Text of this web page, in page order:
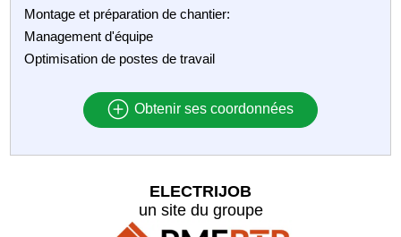
Montage et préparation de chantier:
Management d'équipe
Optimisation de postes de travail
Obtenir ses coordonnées
ELECTRIJOB
un site du groupe